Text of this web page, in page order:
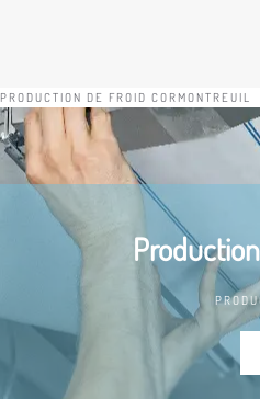
PRODUCTION DE FROID CORMONTREUIL